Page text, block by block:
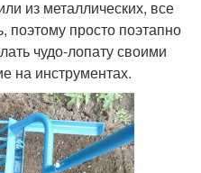
из металлических, все
поэтому просто поэтапно
чудо-лопату своими
на инструментах.